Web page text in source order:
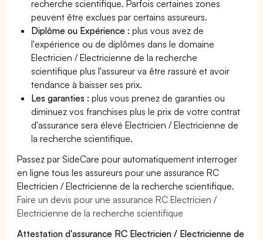
recherche scientifique. Parfois certaines zones
peuvent être exclues par certains assureurs.
Diplôme ou Expérience :plus vous avez de
l'expérience ou de diplômes dans le domaine
Electricien / Electricienne de la recherche
scientifique plus l'assureur va être rassuré et avoir
tendance à baisser ses prix.
Les garanties :plus vous prenez de garanties ou
diminuez vos franchises plus le prix de votre contrat
d'assurance sera élevé Electricien / Electricienne de
la recherche scientifique.
Passez par SideCare pour automatiquement interroger
en ligne tous les assureurs pour une assurance RC
Electricien / Electricienne de la recherche scientifique.
Faire un devis pour une assurance RC Electricien /
Electricienne de la recherche scientifique
Attestation d'assurance RC Electricien / Electricienne de